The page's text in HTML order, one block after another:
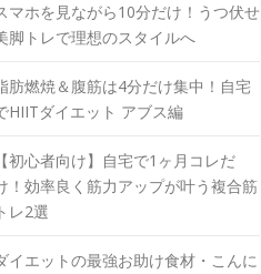
マホを見ながら10分だけ！うつ伏せ
脚トレで理想のスタイルへ
肪燃焼＆腹筋は4分だけ集中！自宅
HIITダイエット アブス編
【初心者向け】自宅で1ヶ月コレだ
！効率良く筋力アップが叶う複合筋
トレ2選
イエットの最強お助け食材・こんに